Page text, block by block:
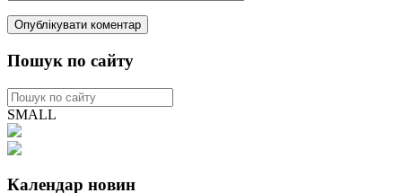
Пошук по сайту
SMALL
Календар новин